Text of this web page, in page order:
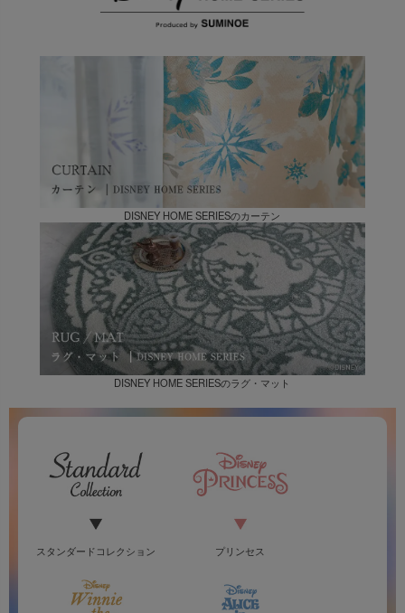
DISNEY HOME SERIESのカーテン
DISNEY HOME SERIESのラグ・マット
スタンダードコレクション プリンセス